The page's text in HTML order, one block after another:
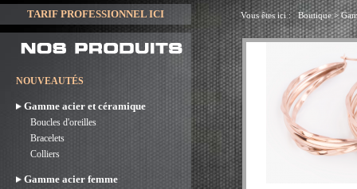
TARIF PROFESSIONNEL ICI
NOUVEAUTÉS
Gamme acier et céramique
Boucles d'oreilles
Bracelets
Colliers
Gamme acier femme
Vous êtes ici :Boutique>